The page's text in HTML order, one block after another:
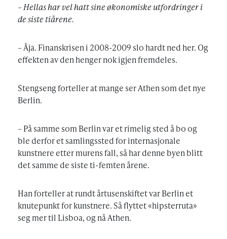
– Hellas har vel hatt sine økonomiske utfordringer i
de siste tiårene.
– Åja. Finanskrisen i 2008-2009 slo hardt ned her. Og
effekten av den henger nok igjen fremdeles.
Stengseng forteller at mange ser Athen som det nye
Berlin.
– På samme som Berlin var et rimelig sted å bo og
ble derfor et samlingssted for internasjonale
kunstnere etter murens fall, så har denne byen blitt
det samme de siste ti-femten årene.
Han forteller at rundt årtusenskiftet var Berlin et
knutepunkt for kunstnere. Så flyttet «hipsterruta»
seg mer til Lisboa, og nå Athen.